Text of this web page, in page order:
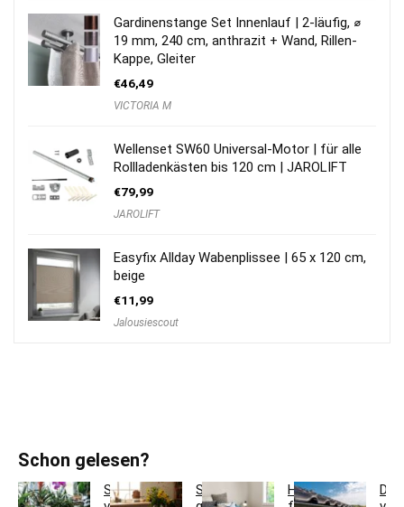
Gardinenstange Set Innenlauf | 2-läufig, ⌀
19 mm, 240 cm, anthrazit + Wand, Rillen-
Kappe, Gleiter
€46,49
VICTORIA M
Wellenset SW60 Universal-Motor | für alle
Rollladenkästen bis 120 cm | JAROLIFT
€79,99
JAROLIFT
Easyfix Allday Wabenplissee | 65 x 120 cm,
beige
€11,99
Jalousiescout
Schon gelesen?
So
So
Hotelbettwäsche